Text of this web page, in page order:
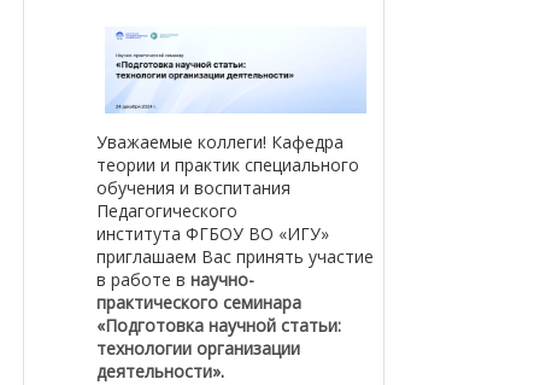
Уважаемые коллеги! Кафедра
теории и практик специального
обучения и воспитания
Педагогического
института ФГБОУ ВО «ИГУ»
приглашаем Вас принять участие
в работе в научно-
практического семинара
«Подготовка научной статьи:
технологии организации
деятельности».